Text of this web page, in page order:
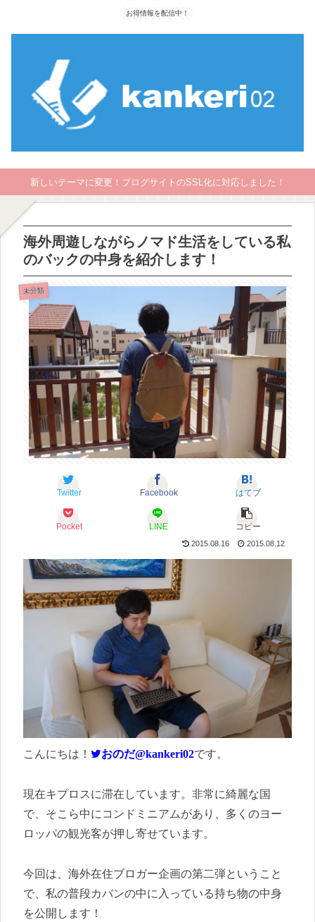
お得情報を配信中！
新しいテーマに変更！ブログサイトのSSL化に対応しました！
海外周遊しながらノマド生活をしている私
のバックの中身を紹介します！
未分類
Twitter Facebook はてブ
Pocket LINE コピー
2015.08.16 2015.08.12
こんにちは！ おのだ@kankeri02です。
現在キプロスに滞在しています。非常に綺麗な国
で、そこら中にコンドミニアムがあり、多くのヨー
ロッパの観光客が押し寄せています。
今回は、海外在住ブロガー企画の第二弾ということ
で、私の普段カバンの中に入っている持ち物の中身
を公開します！